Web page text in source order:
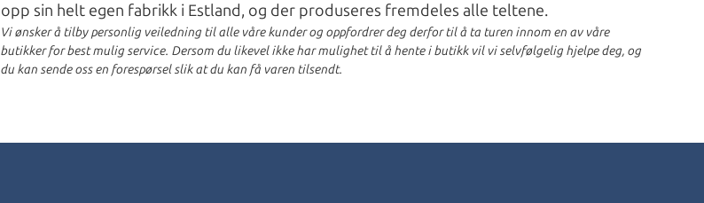
opp sin helt egen fabrikk i Estland, og der produseres fremdeles alle teltene.
Vi ønsker å tilby personlig veiledning til alle våre kunder og oppfordrer deg derfor til å ta turen innom en av våre
butikker for best mulig service. Dersom du likevel ikke har mulighet til å hente i butikk vil vi selvfølgelig hjelpe deg, og
du kan sende oss en forespørsel slik at du kan få varen tilsendt.